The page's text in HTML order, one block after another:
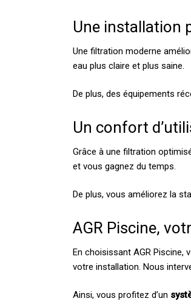
Une installation
Une filtration moderne
eau plus claire et plus saine.
De plus, des équipements
Un confort
Grâce à une filtration
et vous gagnez du temps.
De plus, vous améliorez la
AGR Piscine,
En choisissant AGR Piscine,
votre installation. Nous
Ainsi, vous profitez d’un